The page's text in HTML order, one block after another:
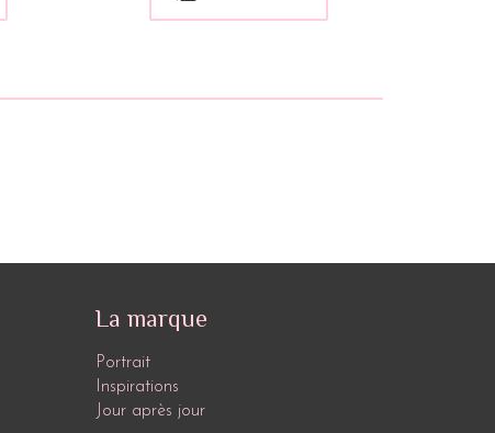
La marque
Portrait
Inspirations
Jour après jour